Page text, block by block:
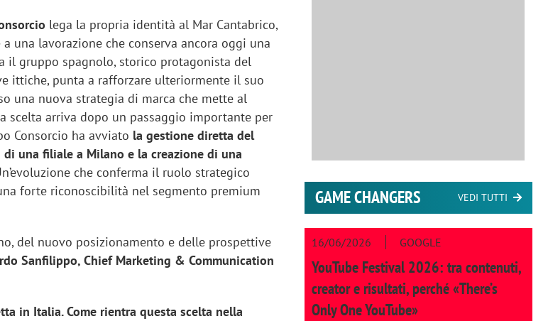
lega la propria identità al Mar Cantabrico,
una lavorazione che conserva ancora oggi una
il gruppo spagnolo, storico protagonista del
ittiche, punta a rafforzare ulteriormente il suo
una nuova strategia di marca che mette al
scelta arriva dopo un passaggio importante per
Consorcio ha avviato la gestione diretta del
di una filiale a Milano e la creazione di una
che conferma il ruolo strategico
forte riconoscibilità nel segmento premium
del nuovo posizionamento e delle prospettive
Sanfilippo, Chief Marketing & Communication
in Italia. Come rientra questa scelta nella
GAME CHANGERS VEDI TUTTI
16/06/2026 GOOGLE
YouTube Festival 2026: tra contenuti,
creator e risultati, perché «There’s
Only One YouTube»